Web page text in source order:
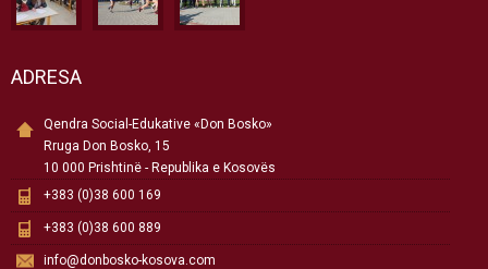
ADRESA
Qendra Social-Edukative «Don Bosko»
Rruga Don Bosko, 15
10 000 Prishtinë - Republika e Kosovës
+383 (0)38 600 169
+383 (0)38 600 889
info@donbosko-kosova.com